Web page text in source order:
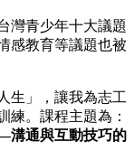
灣青少年十大議題
感教育等議題也被
生」，讓我為志工
練。課程主題為：
溝通與互動技巧的